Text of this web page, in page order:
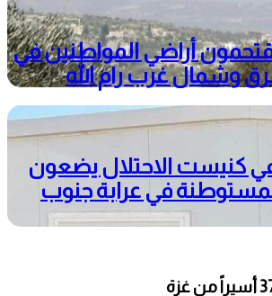
أراضي المواطنين في
وشمال غرب رام الله
في كنيست الاحتلال يضعون
في عرابة جنوب